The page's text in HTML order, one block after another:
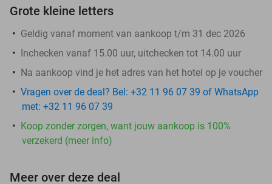
Grote kleine letters
Geldig vanaf moment van aankoop t/m 31 dec 2026
Inchecken vanaf 15.00 uur, uitchecken tot 14.00 uur
Na aankoop vind je het adres van het hotel op je voucher
Vragen over de deal? Bel: +32 11 96 07 39 of WhatsApp
met: +32 11 96 07 39
Koop zonder zorgen, want jouw aankoop is 100%
verzekerd (meer info)
Meer over deze deal